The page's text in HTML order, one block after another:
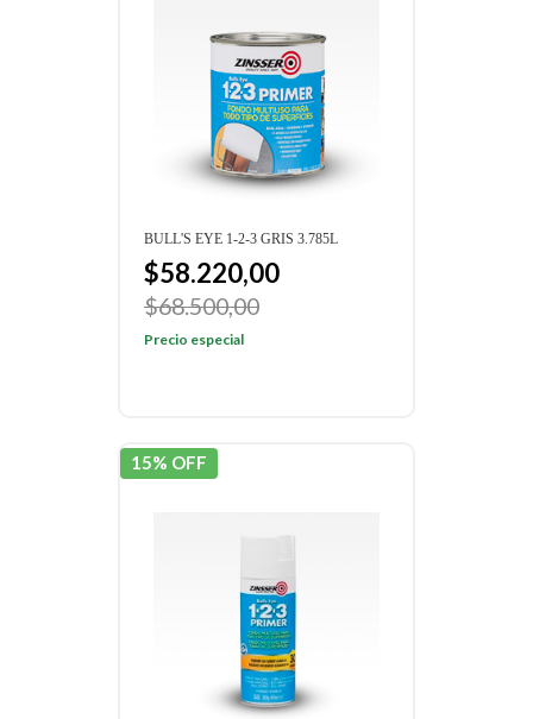
BULL'S EYE 1-2-3 GRIS 3.785L
$58.220,00
$68.500,00
Precio especial
15% OFF